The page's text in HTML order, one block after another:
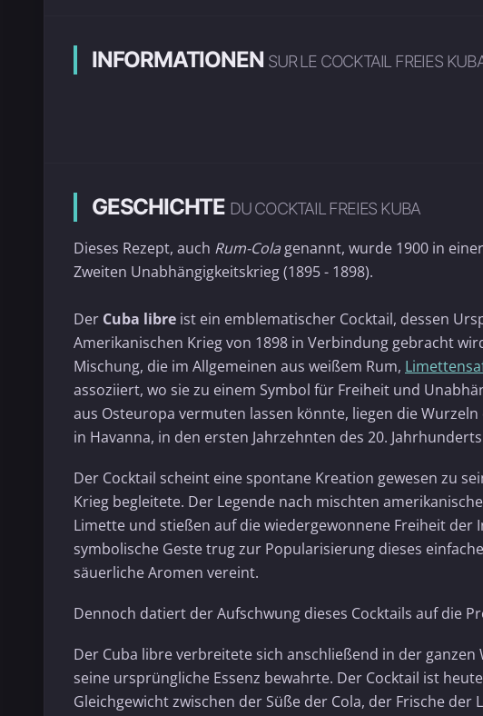
INFORMATIONEN SUR LE COCKTAIL FREIES
GESCHICHTE DU COCKTAIL FREIES KUBA
Dieses Rezept, auch Rum-Cola genannt, wurde 1900 in
Zweiten Unabhängigkeitskrieg (1895 - 1898).
Der Cuba libre ist ein emblematischer Cocktail, dessen
Amerikanischen Krieg von 1898 in Verbindung gebracht
Mischung, die im Allgemeinen aus weißem Rum,
assoziiert, wo sie zu einem Symbol für Freiheit und
aus Osteuropa vermuten lassen könnte, liegen die
in Havanna, in den ersten Jahrzehnten des 20.
Der Cocktail scheint eine spontane Kreation gewesen zu
Krieg begleitete. Der Legende nach mischten
Limette und stießen auf die wiedergewonnene Freiheit der
symbolische Geste trug zur Popularisierung dieses
säuerliche Aromen vereint.
Dennoch datiert der Aufschwung dieses Cocktails auf die
Der Cuba libre verbreitete sich anschließend in der
seine ursprüngliche Essenz bewahrte. Der Cocktail ist
Gleichgewicht zwischen der Süße der Cola, der Frische